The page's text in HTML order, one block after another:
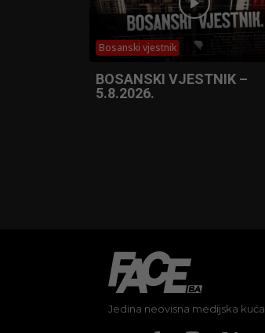
Bosanski vjestnik
BOSANSKI VJESTNIK –
5.8.2026.
Jedina neovisna medijska kuća